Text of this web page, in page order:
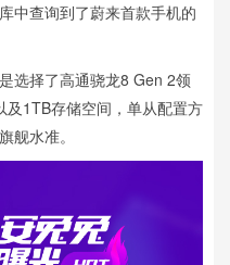
中查询到了蔚来首款手机的
选择了高通骁龙8 Gen 2领
及1TB存储空间，单从配置方
舰水准。